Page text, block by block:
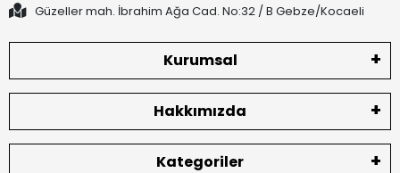
Güzeller mah. İbrahim Ağa Cad. No:32 / B Gebze/Kocaeli
Kurumsal
Hakkımızda
Kategoriler